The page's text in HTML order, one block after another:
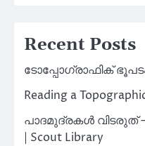
Recent Posts
ടോപ്പോഗ്രാഫിക്
Reading a
പാദമുദ്രകൾ വിടരുത് –
| Scout Library